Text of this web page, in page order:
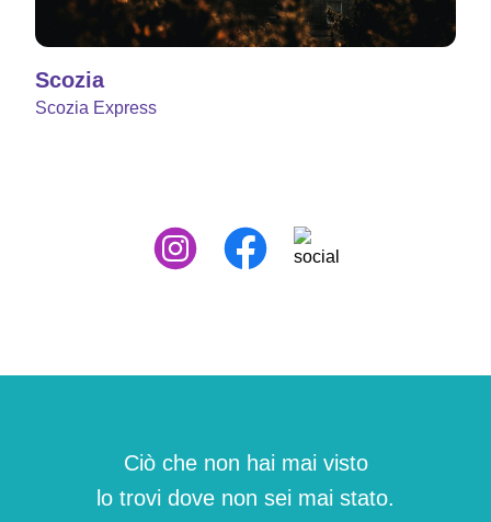
Scozia
Scozia Express
Ciò che non hai mai visto
lo trovi dove non sei mai stato.